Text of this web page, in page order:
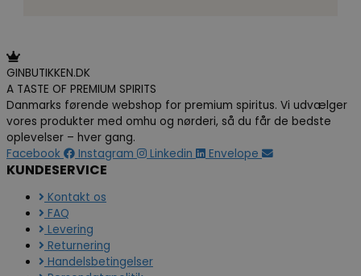
GINBUTIKKEN.DK
A TASTE OF PREMIUM SPIRITS
Danmarks førende webshop for premium spiritus. Vi udvælger
vores produkter med omhu og nørderi, så du får de bedste
oplevelser – hver gang.
Facebook
Instagram Linkedin Envelope
KUNDESERVICE
Kontakt os
FAQ
Levering
Returnering
Handelsbetingelser